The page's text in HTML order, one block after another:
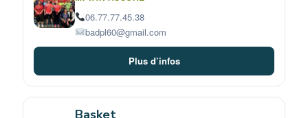
06.77.77.45.38
badpl60@gmail.com
Plus d’infos
Basket